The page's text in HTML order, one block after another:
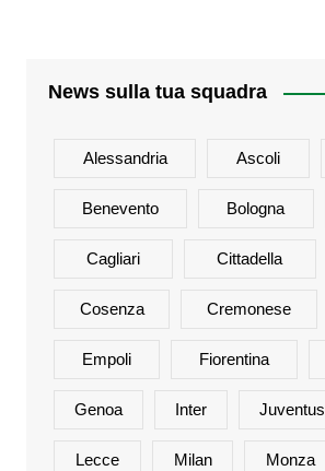
News sulla tua squadra
Alessandria Ascoli
Benevento Bologna
Cagliari Cittadella
Cosenza Cremonese
Empoli Fiorentina
Genoa Inter Juventus
Lecce Milan Monza